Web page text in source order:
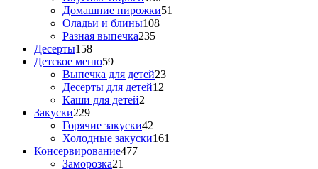
Домашние пирожки51
Оладьи и блины108
Разная выпечка235
Десерты158
Детское меню59
Выпечка для детей23
Десерты для детей12
Каши для детей2
Закуски229
Горячие закуски42
Холодные закуски161
Консервирование477
Заморозка21